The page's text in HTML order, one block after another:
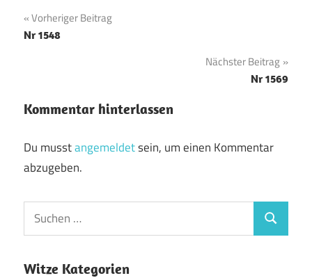
Beitragsnavigation
Vorheriger Beitrag
Nr 1548
Nächster Beitrag
Nr 1569
Kommentar hinterlassen
Du musstangemeldetsein, um einen Kommentar
abzugeben.
Witze Kategorien